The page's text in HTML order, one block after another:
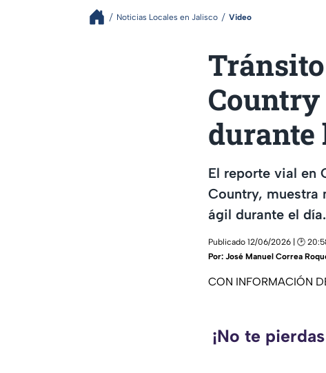
Noticias Locales en Jalisco Video
durante
El reporte vial en
Country,
ágil durante el día.
Publicado 12/06/2026 | 🕑
Por: José Manuel Correa
CON INFORMACIÓN
¡No te